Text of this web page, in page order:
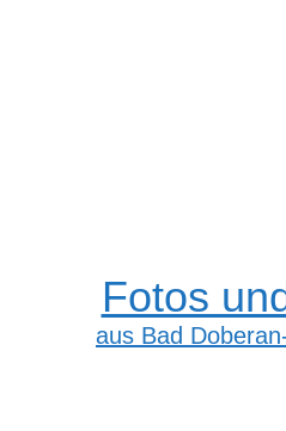
Fotos
aus Bad